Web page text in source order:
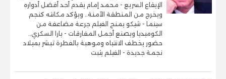
الإيقاع السريع - محمد إمام يقدم أحد أفضل أدواره
ويخرج من المنطقة الآمنة.. ويؤكد مكانته كنجم
سينما - شيكو يمنح الفيلم جرعة مضاعفة من
الكوميديا ويصنع أجمل المفارقات - يارا السكري..
حضور يخطف الانتباه وموهبة بالفطرة تبشر بميلاد
نجمة جديدة - الفيلم يثبت